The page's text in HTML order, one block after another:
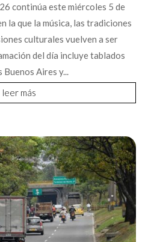
continúa este miércoles 5 de
la que la música, las tradiciones
culturales vuelven a ser
del día incluye tablados
Buenos Aires y...
leer más